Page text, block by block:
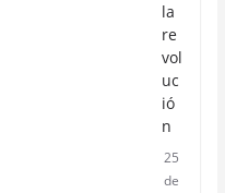
la
re
vol
uc
ió
n
25
de